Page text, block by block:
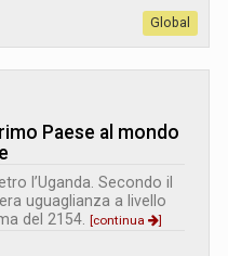
Global
Paese al mondo
l’Uganda. Secondo il
uguaglianza a livello
del 2154.
[continua
]